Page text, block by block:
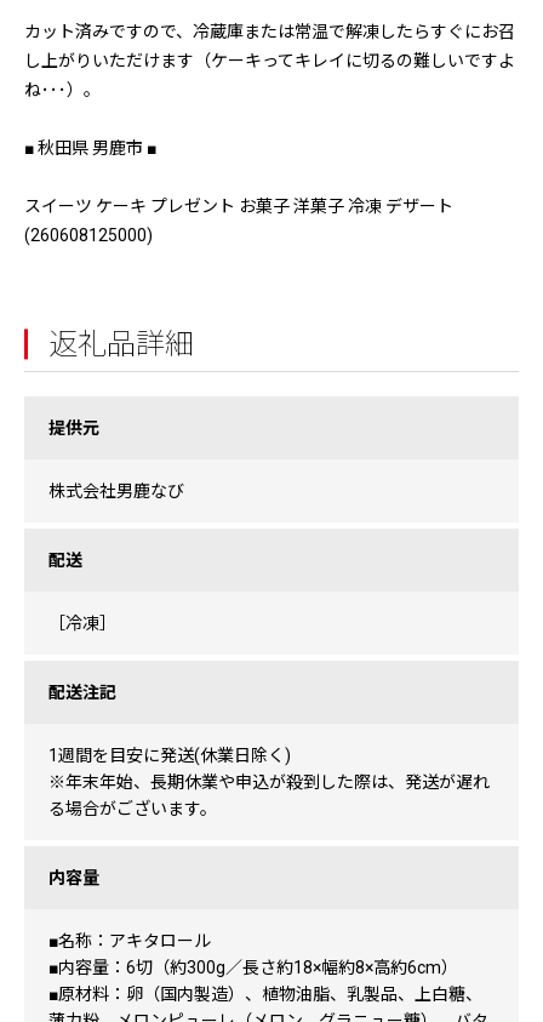
カット済みですので、冷蔵庫または常温で解凍したらすぐにお召
し上がりいただけます（ケーキってキレイに切るの難しいですよ
ね･･･）。
■ 秋田県 男鹿市 ■
スイーツ ケーキ プレゼント お菓子 洋菓子 冷凍 デザート
(260608125000)
返礼品詳細
提供元
株式会社男鹿なび
配送
［冷凍］
配送注記
1週間を目安に発送(休業日除く)
※年末年始、長期休業や申込が殺到した際は、発送が遅れ
る場合がございます。
内容量
■名称：アキタロール
■内容量：6切（約300g／長さ約18×幅約8×高約6cm）
■原材料：卵（国内製造）、植物油脂、乳製品、上白糖、